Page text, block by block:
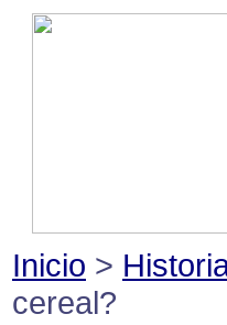
Inicio >
cereal?